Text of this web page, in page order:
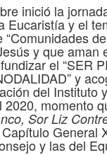
inició la
Eucaristía y el
y que aman
el “SER
y
del Instituto
2020, momento
Sor Liz
General
y las del